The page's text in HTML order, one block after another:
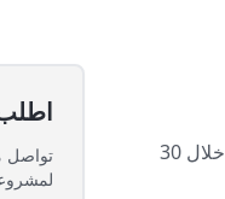
شحن بالحاويات البحرية من جدة عبر ميناء الدار البيضاء أو طنجة المتوسط، من الباب إلى الباب في جميع أنحاء المغرب خلال 30
تواصل